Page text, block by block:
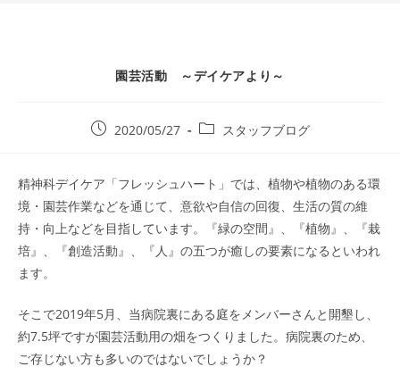
園芸活動 ～デイケアより～
2020/05/27 スタッフブログ
精神科デイケア「フレッシュハート」では、植物や植物のある環
境・園芸作業などを通じて、意欲や自信の回復、生活の質の維
持・向上などを目指しています。『緑の空間』、『植物』、『栽
培』、『創造活動』、『人』の五つが癒しの要素になるといわれ
ます。
そこで2019年5月、当病院裏にある庭をメンバーさんと開墾し、
約7.5坪ですが園芸活動用の畑をつくりました。病院裏のため、
ご存じない方も多いのではないでしょうか？